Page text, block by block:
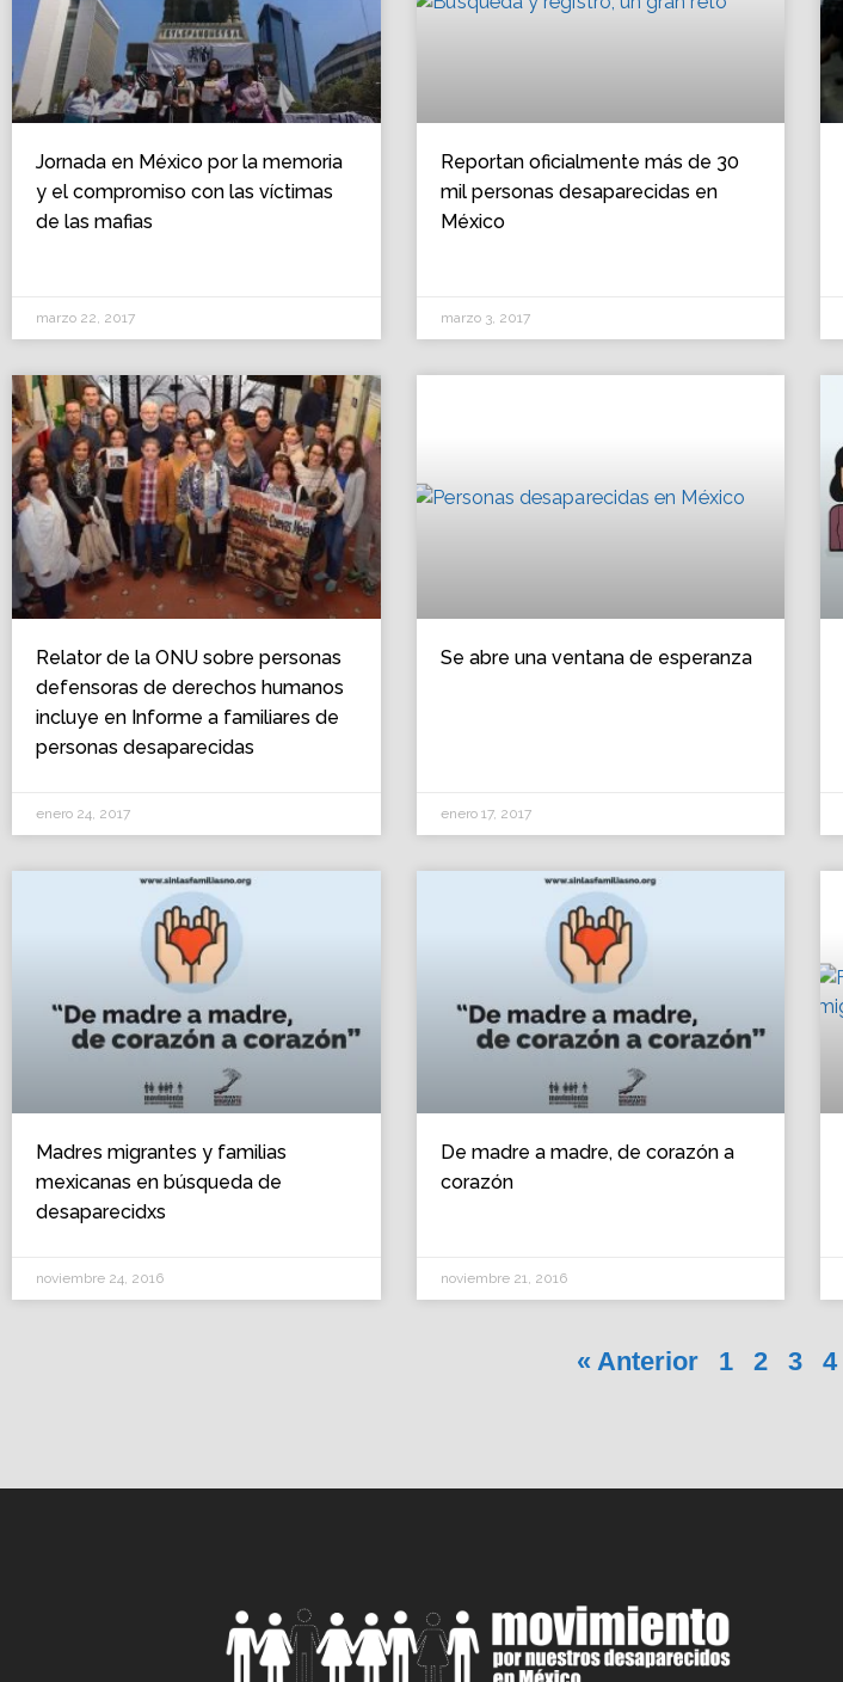
Jornada en México por la memoria
y el compromiso con las víctimas
de las mafias
marzo 22, 2017
Reportan oficialmente más de 30
mil personas desaparecidas en
México
marzo 3, 2017
Relator de la ONU sobre personas
defensoras de derechos humanos
incluye en Informe a familiares de
personas desaparecidas
enero 24, 2017
Se abre una ventana de esperanza
enero 17, 2017
Madres migrantes y familias
mexicanas en búsqueda de
desaparecidxs
noviembre 24, 2016
De madre a madre, de corazón a
corazón
noviembre 21, 2016
« Anterior 1 2 3 4